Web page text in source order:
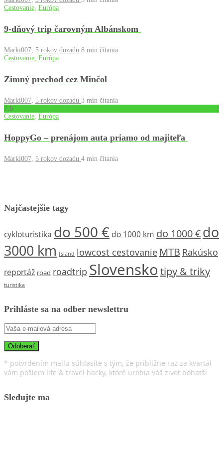
Cestovanie, Európa
9-dňový trip čarovným Albánskom
Marki007 5 rokov dozadu 8 min čítania
Cestovanie Európa
Zimný prechod cez Minčol
Marki007 5 rokov dozadu 3 min čítania
7 .6
Cestovanie Európa
HoppyGo – prenájom auta priamo od majiteľa
Marki007 5 rokov dozadu 4 min čítania
Najčastejšie tagy
cykloturistika do 500 € do 1000 km do 1000 €do
3000 km Island lowcost cestovanie MTB Rakúsko
reportáž road roadtrip Slovensko tipy & triky
turistika
Prihláste sa na odber newslettru
* potvrdením mailu súhlasíte s tým, že približne raz za kvartál
vám pošlem life & travel hacky, ktoré urobia váš zivot bohatší
Sledujte ma